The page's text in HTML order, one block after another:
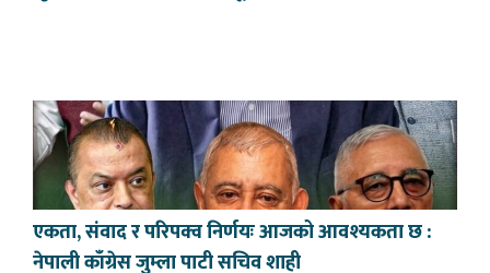
एकता, संवाद र परिपक्व निर्णयः आजको आवश्यकता छ :
नेपाली काँग्रेस जुम्ला पाटी सचिव शाही